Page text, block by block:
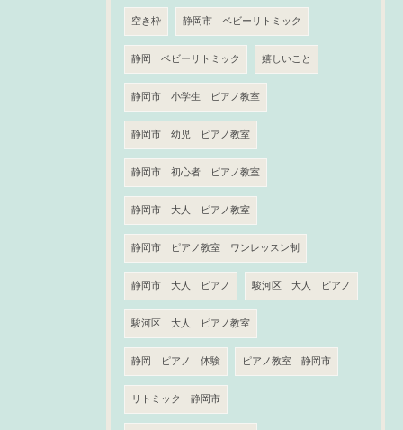
空き枠 静岡市 ベビーリトミック
静岡 ベビーリトミック 嬉しいこと
静岡市 小学生 ピアノ教室
静岡市 幼児 ピアノ教室
静岡市 初心者 ピアノ教室
静岡市 大人 ピアノ教室
静岡市 ピアノ教室 ワンレッスン制
静岡市 大人 ピアノ 駿河区 大人 ピアノ
駿河区 大人 ピアノ教室
静岡 ピアノ 体験 ピアノ教室 静岡市
リトミック 静岡市